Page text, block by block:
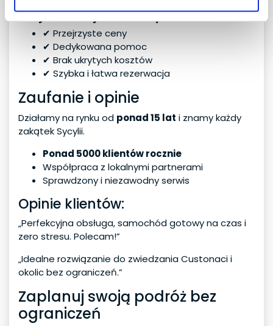
Najważniejsze korzyści
✔ Przejrzyste ceny
✔ Dedykowana pomoc
✔ Brak ukrytych kosztów
✔ Szybka i łatwa rezerwacja
Zaufanie i opinie
Działamy na rynku od ponad 15 lat i znamy każdy
zakątek Sycylii.
Ponad 5000 klientów rocznie
Współpraca z lokalnymi partnerami
Sprawdzony i niezawodny serwis
Opinie klientów:
„Perfekcyjna obsługa, samochód gotowy na czas i
zero stresu. Polecam!”
„Idealne rozwiązanie do zwiedzania Custonaci i
okolic bez ograniczeń.”
Zaplanuj swoją podróż bez
ograniczeń